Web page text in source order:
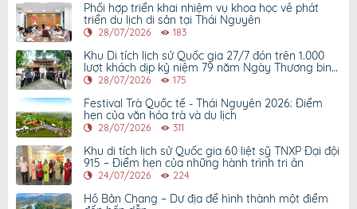
Phối hợp triển khai nhiệm vụ khoa học về phát
triển du lịch di sản tại Thái Nguyên
28/07/2026 183
Khu Di tích lịch sử Quốc gia 27/7 đón trên 1.000
lượt khách dịp kỷ niệm 79 năm Ngày Thương binh
- Liệt sỹ
28/07/2026 175
Festival Trà Quốc tế - Thái Nguyên 2026: Điểm
hẹn của văn hóa trà và du lịch
28/07/2026 311
Khu di tích lịch sử Quốc gia 60 liệt sỹ TNXP Đại đội
915 – Điểm hẹn của những hành trình tri ân
24/07/2026 224
Hồ Bản Chang – Dư địa để hình thành một điểm